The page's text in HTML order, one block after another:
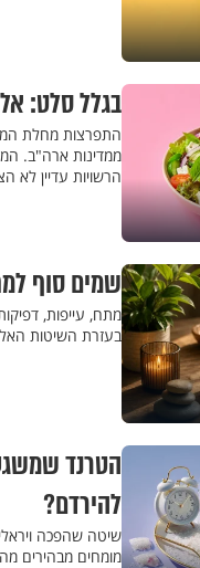
בגלל סלט:
התפרצות מחלת
ממדינות ארה"ב.
הרשויות עדיין לא
שמים סוף למתח: 5 דרכים שיעזרו לכם להרגיע
מתח, עייפות,
בעזרת השיטות
הטרנד
להירדם?
שיטה שהפכה
מומחים מבהירים